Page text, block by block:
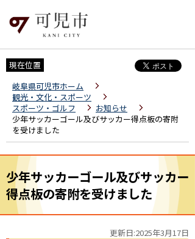
現在位置
岐阜県可児市ホーム
観光・文化・スポーツ
スポーツ・ゴルフ
お知らせ
少年サッカーゴール及びサッカー得点板の寄附
を受けました
少年サッカーゴール及びサッカー
得点板の寄附を受けました
更新日:2025年3月17日